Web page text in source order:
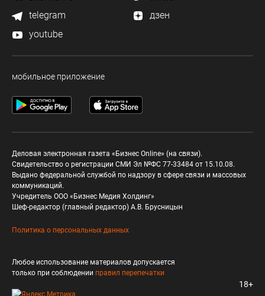
telegram
дзен
youtube
мобильное приложение
Деловая электронная газета «Бизнес Online» (на связи).
Свидетельство о регистрации СМИ Эл №ФС 77-33484 от 15.10.08.
Выдано федеральной службой по надзору в сфере связи и массовых
коммуникаций.
Учредитель ООО «Бизнес Медия Холдинг»
Шеф-редактор (главный редактор) А.В. Брусницын
Политика о персональных данных
Любое использование материалов допускается
только при соблюдении правил перепечатки
18+